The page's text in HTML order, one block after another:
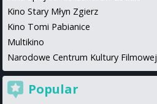
Kino Stary Młyn Zgierz
Kino Tomi Pabianice
Multikino
Narodowe Centrum Kultury Filmowej
Popular